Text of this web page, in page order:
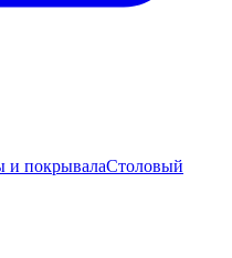
и покрывалаСтоловый